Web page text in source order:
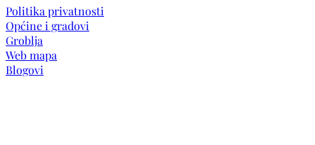
Politika privatnosti
Općine i gradovi
Groblja
Web mapa
Blogovi